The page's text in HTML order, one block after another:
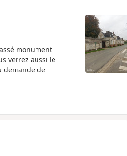
monument
verrez aussi le
demande de